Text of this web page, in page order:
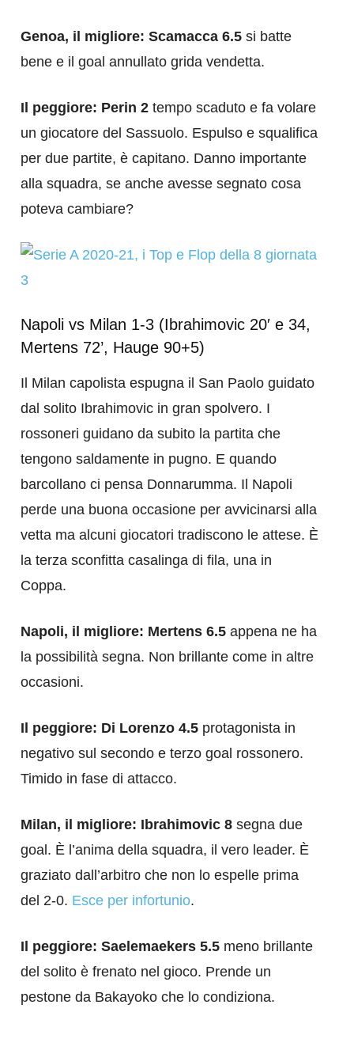
Genoa, il migliore: Scamacca 6.5 si batte
bene e il goal annullato grida vendetta.
Il peggiore: Perin 2 tempo scaduto e fa volare
un giocatore del Sassuolo. Espulso e squalifica
per due partite, è capitano. Danno importante
alla squadra, se anche avesse segnato cosa
poteva cambiare?
Napoli vs Milan 1-3 (Ibrahimovic 20′ e 34,
Mertens 72’, Hauge 90+5)
Il Milan capolista espugna il San Paolo guidato
dal solito Ibrahimovic in gran spolvero. I
rossoneri guidano da subito la partita che
tengono saldamente in pugno. E quando
barcollano ci pensa Donnarumma. Il Napoli
perde una buona occasione per avvicinarsi alla
vetta ma alcuni giocatori tradiscono le attese. È
la terza sconfitta casalinga di fila, una in
Coppa.
Napoli, il migliore: Mertens 6.5 appena ne ha
la possibilità segna. Non brillante come in altre
occasioni.
Il peggiore: Di Lorenzo 4.5 protagonista in
negativo sul secondo e terzo goal rossonero.
Timido in fase di attacco.
Milan, il migliore: Ibrahimovic 8 segna due
goal. È l’anima della squadra, il vero leader. È
graziato dall’arbitro che non lo espelle prima
del 2-0. Esce per infortunio.
Il peggiore: Saelemaekers 5.5 meno brillante
del solito è frenato nel gioco. Prende un
pestone da Bakayoko che lo condiziona.